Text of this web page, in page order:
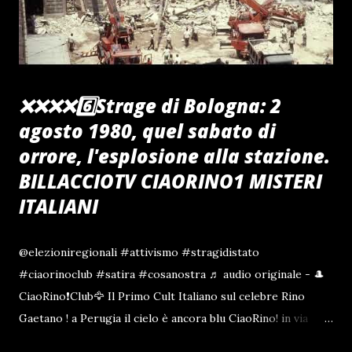
gli ha detto di andare Donna, Gabriel però non trova
nessuna casa. Trova un negozio, dove si ferma a chiedere
informazio...
❌️❌️❌️❌️6️⃣Strage di Bologna: 2
agosto 1980, quel sabato di
orrore, l'esplosione alla stazione.
BILLACCIOTV CIAORINO1 MISTERI
ITALIANI
@elezioniregionali #attivismo #stragidistato
#ciaorinoclub #satira #cosanostra ♬ audio originale - 🎩
CiaoRino❗️Club🦅 Il Primo Cult Italiano sul celebre Rino
Gaetano ! a Perugia il cielo è ancora blu CiaoRino! in via